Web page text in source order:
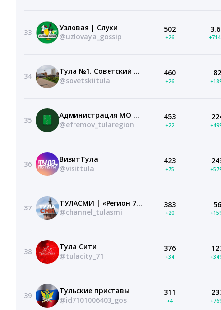
33
Узловая | Слухи
@uzlovaya_gossip
502
+26
34
Тула №1. Советский район
@sovetskiitula
460
+26
82
35
Администрация МО Ефремовский муниципальный округ
@efremov_tularegion
453
+22
36
ВизитТула
@visittula
423
+75
37
ТУЛАСМИ | «Регион 71»
@channel_tulasmi
383
+20
56
38
Тула Сити
@tulacity_71
376
+34
39
Тульские приставы
@id7101006403_gos
311
+4